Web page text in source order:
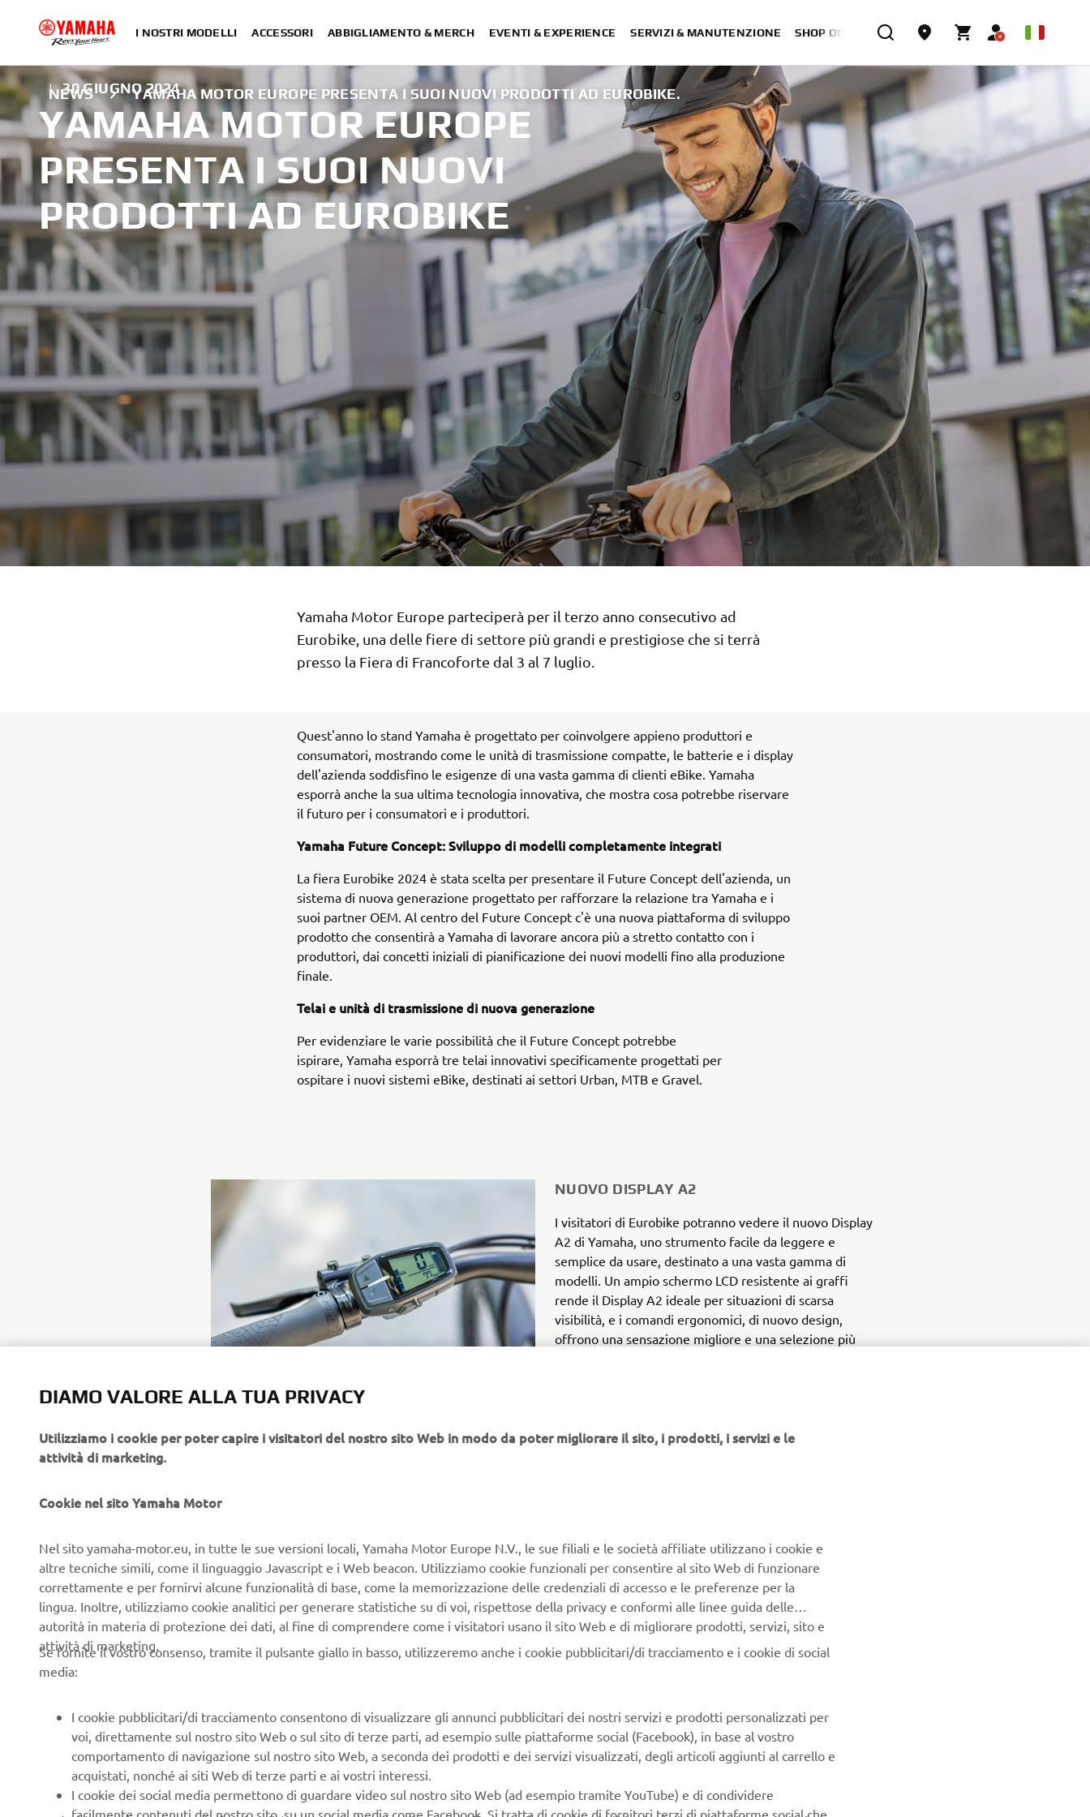
I NOSTRI MODELLI ACCESSORI ABBIGLIAMENTO & MERCH EVENTI & EXPERIENCE SERVIZI & MANUTENZIONE SHOP ONLINE
NEWS YAMAHA MOTOR EUROPE PRESENTA I SUOI NUOVI PRODOTTI AD EUROBIKE.
| 30 GIUGNO 2024
YAMAHA MOTOR EUROPE
PRESENTA I SUOI NUOVI
PRODOTTI AD EUROBIKE
Yamaha Motor Europe parteciperà per il terzo anno consecutivo ad
Eurobike, una delle fiere di settore più grandi e prestigiose che si terrà
presso la Fiera di Francoforte dal 3 al 7 luglio.
Quest'anno lo stand Yamaha è progettato per coinvolgere appieno produttori e
consumatori, mostrando come le unità di trasmissione compatte, le batterie e i display
dell'azienda soddisfino le esigenze di una vasta gamma di clienti eBike. Yamaha
esporrà anche la sua ultima tecnologia innovativa, che mostra cosa potrebbe riservare
il futuro per i consumatori e i produttori.
Yamaha Future Concept: Sviluppo di modelli completamente integrati
La fiera Eurobike 2024 è stata scelta per presentare il Future Concept dell'azienda, un
sistema di nuova generazione progettato per rafforzare la relazione tra Yamaha e i
suoi partner OEM. Al centro del Future Concept c'è una nuova piattaforma di sviluppo
prodotto che consentirà a Yamaha di lavorare ancora più a stretto contatto con i
produttori, dai concetti iniziali di pianificazione dei nuovi modelli fino alla produzione
finale.
Telai e unità di trasmissione di nuova generazione
Per evidenziare le varie possibilità che il Future Concept potrebbe
ispirare, Yamaha esporrà tre telai innovativi specificamente progettati per
ospitare i nuovi sistemi eBike, destinati ai settori Urban, MTB e Gravel.
NUOVO DISPLAY A2
I visitatori di Eurobike potranno vedere il nuovo Display
A2 di Yamaha, uno strumento facile da leggere e
semplice da usare, destinato a una vasta gamma di
modelli. Un ampio schermo LCD resistente ai graffi
rende il Display A2 ideale per situazioni di scarsa
visibilità, e i comandi ergonomici, di nuovo design,
offrono una sensazione migliore e una selezione più
Compatte e facili da installare, le batterie 'Multi-
Location' Yamaha offrono ai partner del settore una
maggiore libertà nella progettazione di nuove eBike, e
la nuova ML625 viene presentata per la prima volta ad
Eurobike. Offrendo una capacità aumentata per
un'autonomia di guida estesa, questa batteria premium
semplice, oltre a un meccanismo anti-caduta per una
maggiore sicurezza.
DIAMO VALORE ALLA TUA PRIVACY
Utilizziamo i cookie per poter capire i visitatori del nostro sito Web in modo da poter migliorare il sito, i prodotti, i servizi e le
attività di marketing.
Cookie nel sito Yamaha Motor
Nel sito yamaha-motor.eu, in tutte le sue versioni locali, Yamaha Motor Europe N.V., le sue filiali e le società affiliate utilizzano i cookie e
altre tecniche simili, come il linguaggio Javascript e i Web beacon. Utilizziamo cookie funzionali per consentire al sito Web di funzionare
correttamente e per fornirvi alcune funzionalità di base, come la memorizzazione delle credenziali di accesso e le preferenze per la
lingua. Inoltre, utilizziamo cookie analitici per generare statistiche su di voi, rispettose della privacy e conformi alle linee guida delle
autorità in materia di protezione dei dati, al fine di comprendere come i visitatori usano il sito Web e di migliorare prodotti, servizi, sito e
attività di marketing.
Se fornite il vostro consenso, tramite il pulsante giallo in basso, utilizzeremo anche i cookie pubblicitari/di tracciamento e i cookie di social
media:
I cookie pubblicitari/di tracciamento consentono di visualizzare gli annunci pubblicitari dei nostri servizi e prodotti personalizzati per
voi, direttamente sul nostro sito Web o sul sito di terze parti, ad esempio sulle piattaforme social (Facebook), in base al vostro
comportamento di navigazione sul nostro sito Web, a seconda dei prodotti e dei servizi visualizzati, degli articoli aggiunti al carrello e
acquistati, nonché ai siti Web di terze parti e ai vostri interessi.
I cookie dei social media permettono di guardare video sul nostro sito Web (ad esempio tramite YouTube) e di condividere
facilmente contenuti del nostro sito, su un social media come Facebook. Si tratta di cookie di fornitori terzi di piattaforme social che